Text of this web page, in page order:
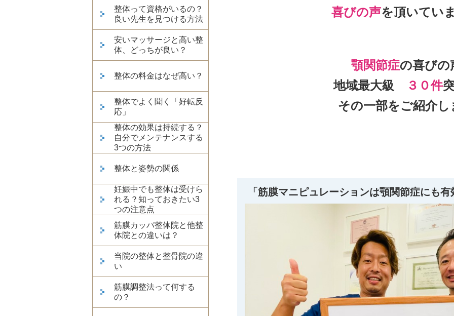
整体って資格がいるの？
良い先生を見つける方法
安いマッサージと高い整
体、どっちが良い？
整体の料金はなぜ高い？
整体でよく聞く「好転反
応」
整体の効果は持続する？
自分でメンテナンスする
3つの方法
整体と姿勢の関係
妊娠中でも整体は受けら
れる？知っておきたい3
つの注意点
筋膜カッパ整体院と他整
体院との違いは？
当院の整体と整骨院の違
い
筋膜調整法って何する
の？
喜びの声を頂いてい
顎関節症の喜びの
地域最大級
３０件
その一部をご紹介し
「筋膜マニピュレーションは顎関節症にも